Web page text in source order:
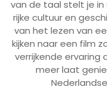
van de taal stelt je
rijke cultuur en
van het lezen van
kijken naar een film
verrijkende ervaring
meer laat